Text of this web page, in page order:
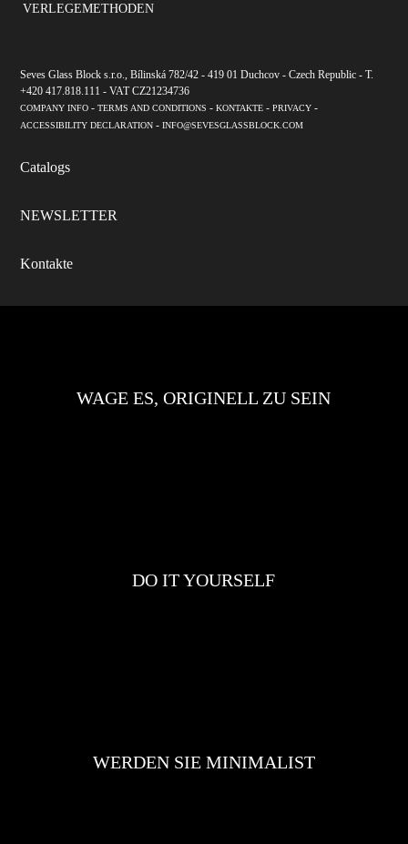
VERLEGEMETHODEN
Seves Glass Block s.r.o., Bílinská 782/42 - 419 01 Duchcov - Czech Republic - T.
+420 417.818.111 - VAT CZ21234736
COMPANY INFO -TERMS AND CONDITIONS -KONTAKTE -PRIVACY -
ACCESSIBILITY DECLARATION -INFO@SEVESGLASSBLOCK.COM
Catalogs
NEWSLETTER
Kontakte
WAGE ES, ORIGINELL ZU SEIN
DO IT YOURSELF
WERDEN SIE MINIMALIST